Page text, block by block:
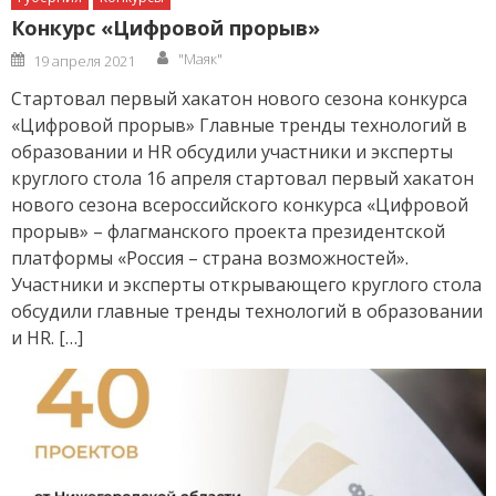
Конкурс «Цифровой прорыв»
Posted
on
19 апреля 2021 Author
"Маяк"
Стартовал первый хакатон нового сезона конкурса
«Цифровой прорыв» Главные тренды технологий в
образовании и HR обсудили участники и эксперты
круглого стола 16 апреля стартовал первый хакатон
нового сезона всероссийского конкурса «Цифровой
прорыв» – флагманского проекта президентской
платформы «Россия – страна возможностей».
Участники и эксперты открывающего круглого стола
обсудили главные тренды технологий в образовании
и HR. […]